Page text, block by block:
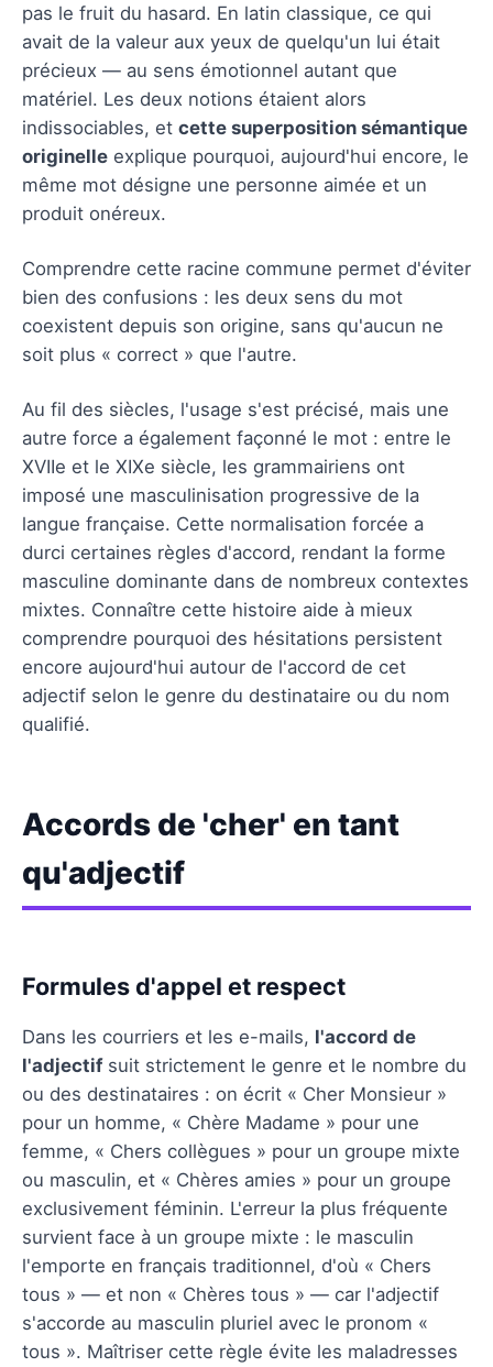
pas le fruit du hasard. En latin classique, ce qui
avait de la valeur aux yeux de quelqu'un lui était
précieux — au sens émotionnel autant que
matériel. Les deux notions étaient alors
indissociables, et cette superposition sémantique
originelle explique pourquoi, aujourd'hui encore, le
même mot désigne une personne aimée et un
produit onéreux.
Comprendre cette racine commune permet d'éviter
bien des confusions : les deux sens du mot
coexistent depuis son origine, sans qu'aucun ne
soit plus « correct » que l'autre.
Au fil des siècles, l'usage s'est précisé, mais une
autre force a également façonné le mot : entre le
XVIIe et le XIXe siècle, les grammairiens ont
imposé une masculinisation progressive de la
langue française. Cette normalisation forcée a
durci certaines règles d'accord, rendant la forme
masculine dominante dans de nombreux contextes
mixtes. Connaître cette histoire aide à mieux
comprendre pourquoi des hésitations persistent
encore aujourd'hui autour de l'accord de cet
adjectif selon le genre du destinataire ou du nom
qualifié.
Accords de 'cher' en tant
qu'adjectif
Formules d'appel et respect
Dans les courriers et les e-mails, l'accord de
l'adjectifsuit strictement le genre et le nombre du
ou des destinataires : on écrit « Cher Monsieur »
pour un homme, « Chère Madame » pour une
femme, « Chers collègues » pour un groupe mixte
ou masculin, et « Chères amies » pour un groupe
exclusivement féminin. L'erreur la plus fréquente
survient face à un groupe mixte : le masculin
l'emporte en français traditionnel, d'où « Chers
tous » — et non « Chères tous » — car l'adjectif
s'accorde au masculin pluriel avec le pronom «
tous ». Maîtriser cette règle évite les maladresses